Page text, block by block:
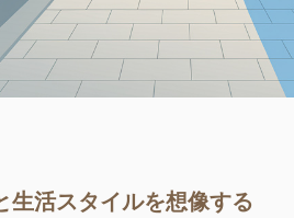
生活スタイルを想像する